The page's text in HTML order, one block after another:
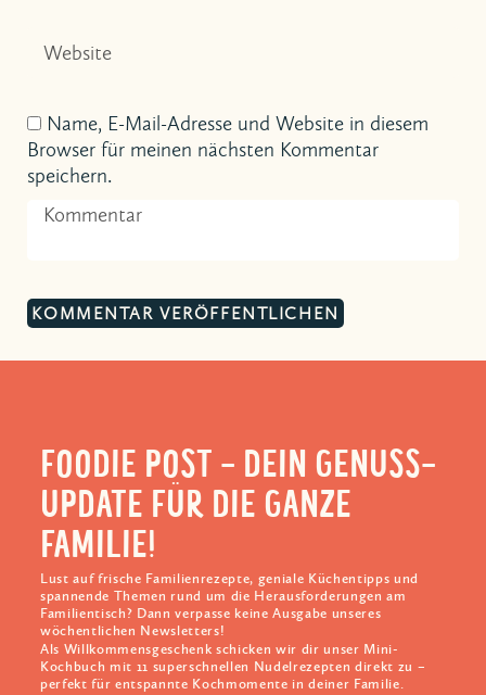
Name, E-Mail-Adresse und Website in diesem
Browser für meinen nächsten Kommentar
speichern.
FOODIE POST - DEIN GENUSS-
UPDATE FÜR DIE GANZE
FAMILIE!
Lust auf frische Familienrezepte, geniale Küchentipps und
spannende Themen rund um die Herausforderungen am
Familientisch? Dann verpasse keine Ausgabe unseres
wöchentlichen Newsletters!
Als Willkommensgeschenk schicken wir dir unser Mini-
Kochbuch mit 11 superschnellen Nudelrezepten direkt zu –
perfekt für entspannte Kochmomente in deiner Familie.